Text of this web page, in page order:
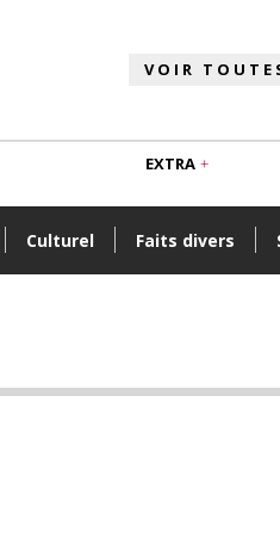
Culturel Faits divers
EXTRA